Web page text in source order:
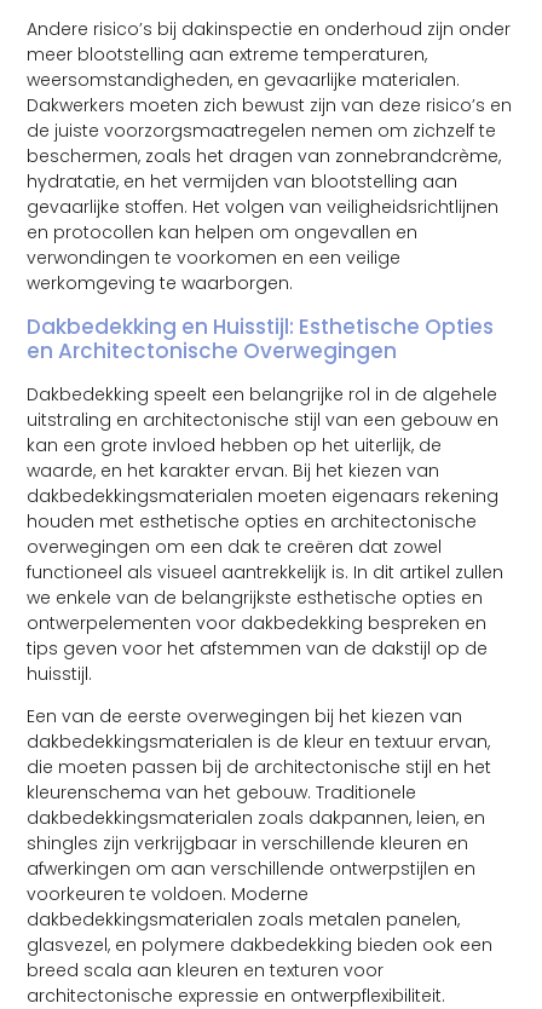
Andere risico’s bij dakinspectie en onderhoud zijn onder
meer blootstelling aan extreme temperaturen,
weersomstandigheden, en gevaarlijke materialen.
Dakwerkers moeten zich bewust zijn van deze risico’s en
de juiste voorzorgsmaatregelen nemen om zichzelf te
beschermen, zoals het dragen van zonnebrandcrème,
hydratatie, en het vermijden van blootstelling aan
gevaarlijke stoffen. Het volgen van veiligheidsrichtlijnen
en protocollen kan helpen om ongevallen en
verwondingen te voorkomen en een veilige
werkomgeving te waarborgen.
Dakbedekking en Huisstijl: Esthetische Opties
en Architectonische Overwegingen
Dakbedekking speelt een belangrijke rol in de algehele
uitstraling en architectonische stijl van een gebouw en
kan een grote invloed hebben op het uiterlijk, de
waarde, en het karakter ervan. Bij het kiezen van
dakbedekkingsmaterialen moeten eigenaars rekening
houden met esthetische opties en architectonische
overwegingen om een dak te creëren dat zowel
functioneel als visueel aantrekkelijk is. In dit artikel zullen
we enkele van de belangrijkste esthetische opties en
ontwerpelementen voor dakbedekking bespreken en
tips geven voor het afstemmen van de dakstijl op de
huisstijl.
Een van de eerste overwegingen bij het kiezen van
dakbedekkingsmaterialen is de kleur en textuur ervan,
die moeten passen bij de architectonische stijl en het
kleurenschema van het gebouw. Traditionele
dakbedekkingsmaterialen zoals dakpannen, leien, en
shingles zijn verkrijgbaar in verschillende kleuren en
afwerkingen om aan verschillende ontwerpstijlen en
voorkeuren te voldoen. Moderne
dakbedekkingsmaterialen zoals metalen panelen,
glasvezel, en polymere dakbedekking bieden ook een
breed scala aan kleuren en texturen voor
architectonische expressie en ontwerpflexibiliteit.